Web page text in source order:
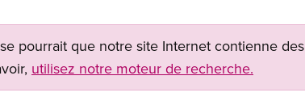
pourrait que notre site Internet contienne des
utilisez notre moteur de recherche.